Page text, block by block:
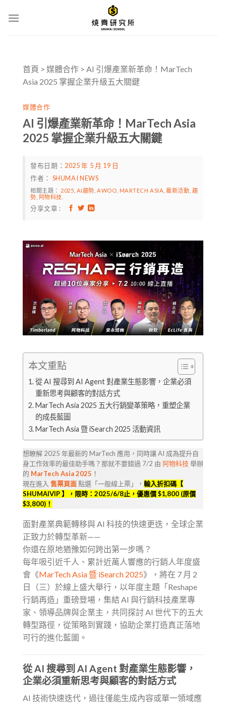
首頁 > 媒體合作 > AI 引爆產業新革命！MarTech
Asia 2025 掌握企業升級五大關鍵
媒體合作
AI 引爆產業新革命！MarTech Asia
2025 掌握企業升級五大關鍵
發布日期： 2025 年 5 月 19 日
作者： SHUMAI NEWS
相關主題： 2025 AI趨勢 ,AWOO MARTECH ASIA ,最新活動 趨
勢 阿物科技
分享文章 :
本文重點
從 AI 搜尋到 AI Agent 對產業生態影響，企業必須
重新思考與顧客的對話方式
MarTech Asia 2025 五大行銷變革策略，重塑企業
的成長藍圖
MarTech Asia 暨 iSearch 2025 活動資訊
想瞭解 2025 年最新的 MarTech 應用，同時讓 AI 成為提升自
身工作效率的最佳助手嗎？那就不要錯過 7/2 由 阿物科技 舉辦
的 MarTech Asia 2025 ！
現在進入 售票頁面點選「一般線上票」， 輸入折扣碼【
SHUMAIVIP 】，限時：2025/6/8止，優惠價 $1,800 (原價
$3,800)！
面對產業典範轉移與 AI 科技的快速更迭，全球企業
正致力於轉型革新——
你還在原地猶豫如何跨出第一步嗎？
每年吸引近千人、累計近萬人響應的行銷人年度盛
會《MarTech Asia 暨 iSearch 2025》，將在 7 月 2
日（三）於線上盛大舉行，以年度主題「Reshape
行銷再造」重磅登場，集結 AI 與行銷科技產業專
家、領導品牌與企業主，共同探討 AI 世代下的五大
轉型路徑，從策略到實踐，協助企業打造真正落地
可行的進化藍圖。
從 AI 搜尋到 AI Agent 對產業生態影響，
企業必須重新思考與顧客的對話方式
AI 技術快速迭代，過往僅能生成內容或單一領域應